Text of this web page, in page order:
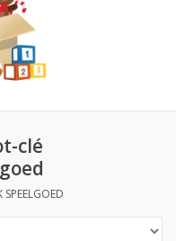
clé
SPEELGOED